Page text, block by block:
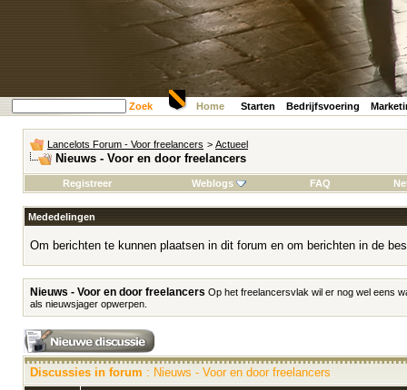
Zoek Home Starten Bedrijfsvoering
Lancelots Forum - Voor freelancers > Actueel
Nieuws - Voor en door freelancers
Registreer Weblogs FAQ
Mededelingen
Om berichten te kunnen plaatsen in dit forum en om berichten in de
Nieuws - Voor en door freelancers Op het freelancersvlak wil er nog wel eens
als nieuwsjager opwerpen.
Discussies in forum : Nieuws - Voor en door freelancers